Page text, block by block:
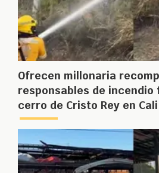
Ofrecen millonaria
responsables de
cerro de Cristo Rey en Cali